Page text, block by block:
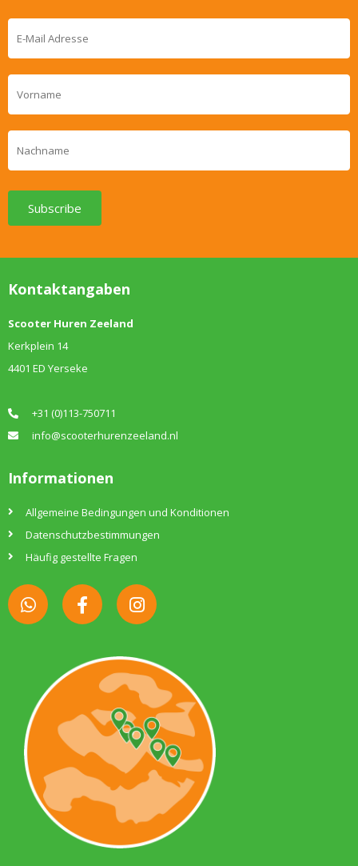
Subscribe
Kontaktangaben
Scooter Huren Zeeland
Kerkplein 14
4401 ED Yerseke
+31 (0)113-750711
info@scooterhurenzeeland.nl
Informationen
Allgemeine Bedingungen und Konditionen
Datenschutzbestimmungen
Häufig gestellte Fragen